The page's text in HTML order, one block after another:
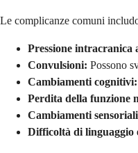
Le complicanze comuni
Pressione intracranica
Convulsioni: Possono
Cambiamenti cognitivi:
Perdita della funzione
Cambiamenti
Difficoltà di linguaggio